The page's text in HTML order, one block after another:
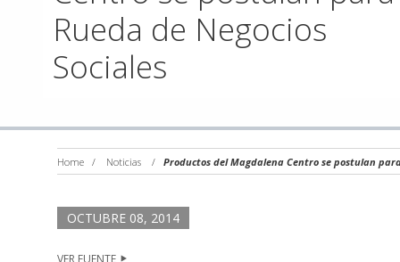
Rueda de Negocios
Sociales
Home / Noticias / Productos del Magdalena Centro se postulan
OCTUBRE 08, 2014